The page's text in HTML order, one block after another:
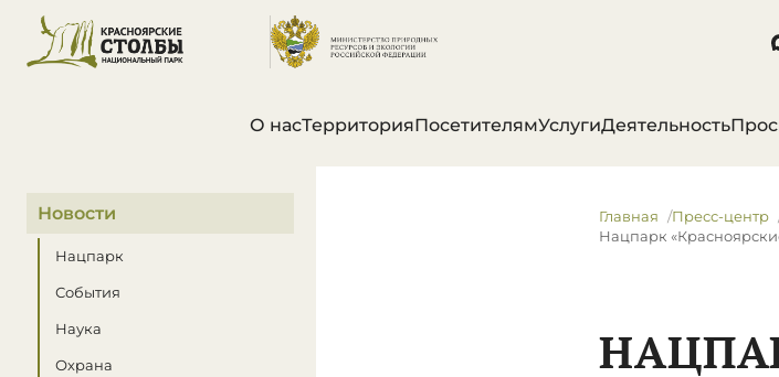
О насТерриторияПосетителямУслугиДеятельность
В этом разделе
Новости
Нацпарк
События
Наука
Охрана
Главная Пресс-центр
Нацпарк